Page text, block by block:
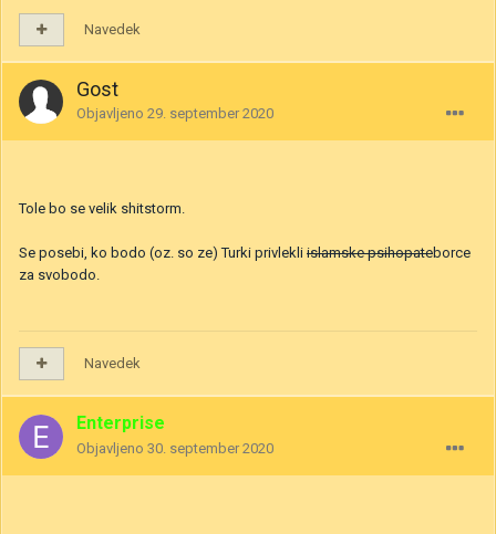
Navedek
Gost
Objavljeno 29. september 2020
Tole bo se velik shitstorm.
Se posebi, ko bodo (oz. so ze) Turki privlekli islamske psihopateborce
za svobodo.
Navedek
Enterprise
Objavljeno 30. september 2020